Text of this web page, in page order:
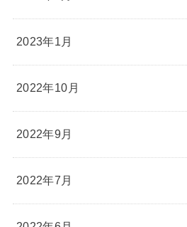
2023年1月
2022年10月
2022年9月
2022年7月